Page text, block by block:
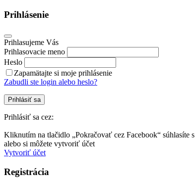
Prihlásenie
Prihlasujeme Vás
Prihlasovacie meno
Heslo
Zapamätajte si moje prihlásenie
Zabudli ste login alebo heslo?
Prihlásiť sa
Prihlásiť sa cez:
Kliknutím na tlačidlo „Pokračovať cez Facebook“ súhlasíte s
alebo si môžete vytvoriť účet
Vytvoriť účet
Registrácia